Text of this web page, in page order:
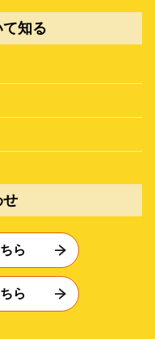
知る
せ
ら
ら